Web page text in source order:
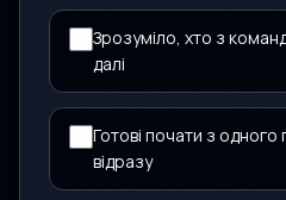
Зрозуміло, хто з
далі
Готові почати з
відразу